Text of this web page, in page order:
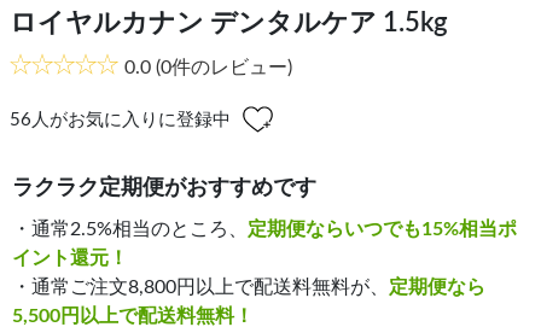
ロイヤルカナン デンタルケア 1.5kg
0.0 (0件のレビュー)
56 人がお気に入りに登録中
ラクラク定期便がおすすめです
・通常2.5%相当のところ、 定期便ならいつでも15%相当ポ
イント還元！
・通常ご注文8,800円以上で配送料無料が、 定期便なら
5,500円以上で配送料無料！